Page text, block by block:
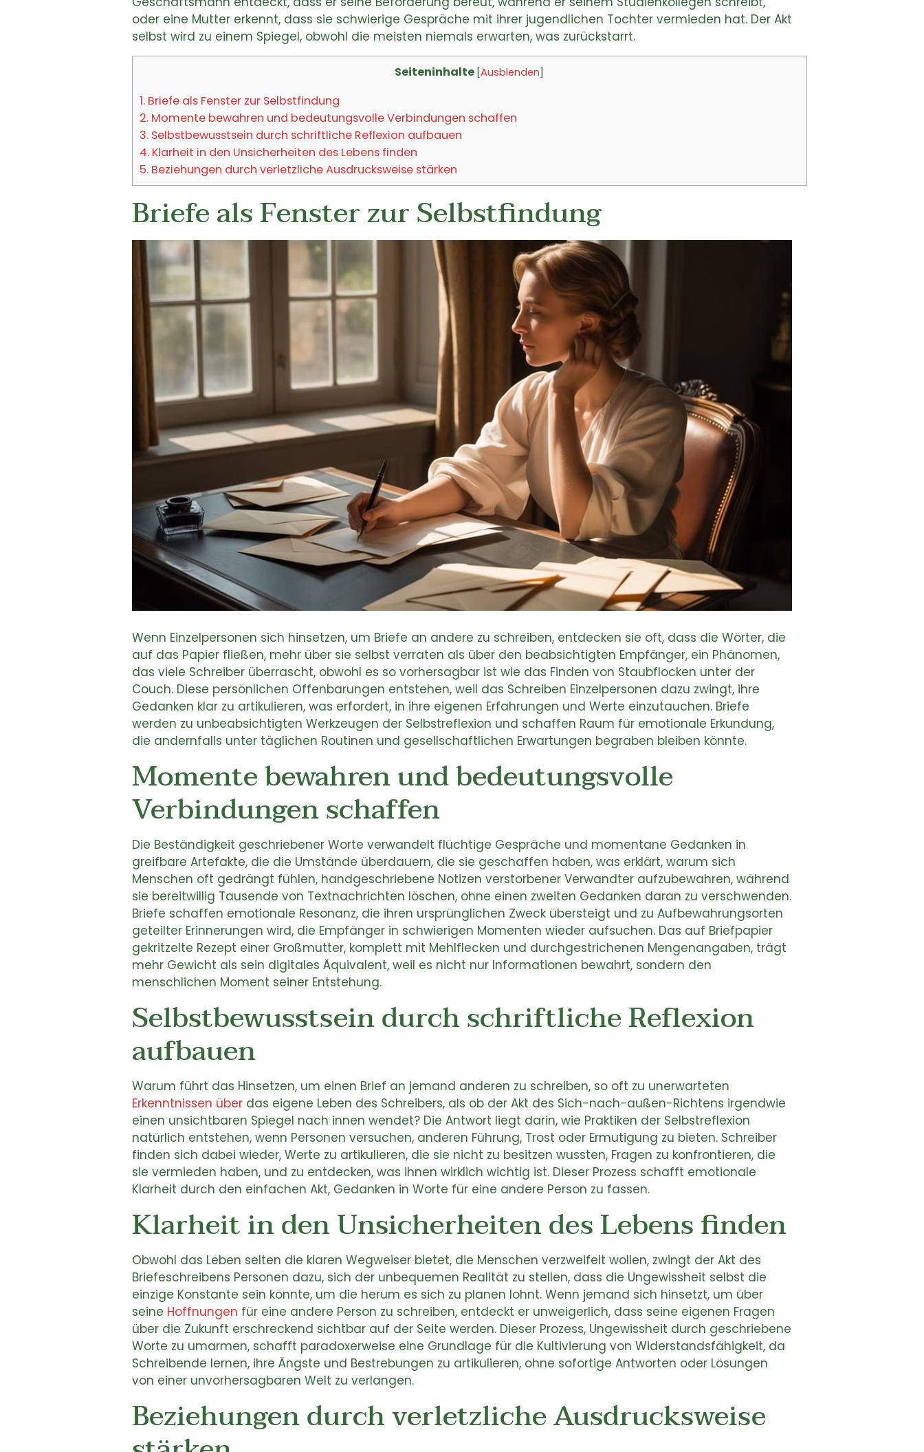
oder eine Mutter erkennt, dass sie schwierige Gespräche mit ihrer jugendlichen Tochter vermieden hat. Der Akt
selbst wird zu einem Spiegel, obwohl die meisten niemals erwarten, was zurückstarrt.
Seiteninhalte [Ausblenden]
1.Briefe als Fenster zur Selbstfindung
2.Momente bewahren und bedeutungsvolle Verbindungen schaffen
3.Selbstbewusstsein durch schriftliche Reflexion aufbauen
4.Klarheit in den Unsicherheiten des Lebens finden
5.Beziehungen durch verletzliche Ausdrucksweise stärken
Briefe als Fenster zur Selbstfindung
Wenn Einzelpersonen sich hinsetzen, um Briefe an andere zu schreiben, entdecken sie oft, dass die Wörter, die
auf das Papier fließen, mehr über sie selbst verraten als über den beabsichtigten Empfänger, ein Phänomen,
das viele Schreiber überrascht, obwohl es so vorhersagbar ist wie das Finden von Staubflocken unter der
Couch. Diese persönlichen Offenbarungen entstehen, weil das Schreiben Einzelpersonen dazu zwingt, ihre
Gedanken klar zu artikulieren, was erfordert, in ihre eigenen Erfahrungen und Werte einzutauchen. Briefe
werden zu unbeabsichtigten Werkzeugen der Selbstreflexion und schaffen Raum für emotionale Erkundung,
die andernfalls unter täglichen Routinen und gesellschaftlichen Erwartungen begraben bleiben könnte.
Momente bewahren und bedeutungsvolle
Verbindungen schaffen
Die Beständigkeit geschriebener Worte verwandelt flüchtige Gespräche und momentane Gedanken in
greifbare Artefakte, die die Umstände überdauern, die sie geschaffen haben, was erklärt, warum sich
Menschen oft gedrängt fühlen, handgeschriebene Notizen verstorbener Verwandter aufzubewahren, während
sie bereitwillig Tausende von Textnachrichten löschen, ohne einen zweiten Gedanken daran zu verschwenden.
Briefe schaffen emotionale Resonanz, die ihren ursprünglichen Zweck übersteigt und zu Aufbewahrungsorten
geteilter Erinnerungen wird, die Empfänger in schwierigen Momenten wieder aufsuchen. Das auf Briefpapier
gekritzelte Rezept einer Großmutter, komplett mit Mehlflecken und durchgestrichenen Mengenangaben, trägt
mehr Gewicht als sein digitales Äquivalent, weil es nicht nur Informationen bewahrt, sondern den
menschlichen Moment seiner Entstehung.
Selbstbewusstsein durch schriftliche Reflexion
aufbauen
Warum führt das Hinsetzen, um einen Brief an jemand anderen zu schreiben, so oft zu unerwarteten
Erkenntnissen überdas eigene Leben des Schreibers, als ob der Akt des Sich-nach-außen-Richtens irgendwie
einen unsichtbaren Spiegel nach innen wendet? Die Antwort liegt darin, wie Praktiken der Selbstreflexion
natürlich entstehen, wenn Personen versuchen, anderen Führung, Trost oder Ermutigung zu bieten. Schreiber
finden sich dabei wieder, Werte zu artikulieren, die sie nicht zu besitzen wussten, Fragen zu konfrontieren, die
sie vermieden haben, und zu entdecken, was ihnen wirklich wichtig ist. Dieser Prozess schafft emotionale
Klarheit durch den einfachen Akt, Gedanken in Worte für eine andere Person zu fassen.
Klarheit in den Unsicherheiten des Lebens finden
Obwohl das Leben selten die klaren Wegweiser bietet, die Menschen verzweifelt wollen, zwingt der Akt des
Briefeschreibens Personen dazu, sich der unbequemen Realität zu stellen, dass die Ungewissheit selbst die
einzige Konstante sein könnte, um die herum es sich zu planen lohnt. Wenn jemand sich hinsetzt, um über
seine Hoffnungen für eine andere Person zu schreiben, entdeckt er unweigerlich, dass seine eigenen Fragen
über die Zukunft erschreckend sichtbar auf der Seite werden. Dieser Prozess, Ungewissheit durch geschriebene
Worte zu umarmen, schafft paradoxerweise eine Grundlage für die Kultivierung von Widerstandsfähigkeit, da
Schreibende lernen, ihre Ängste und Bestrebungen zu artikulieren, ohne sofortige Antworten oder Lösungen
von einer unvorhersagbaren Welt zu verlangen.
Beziehungen durch verletzliche Ausdrucksweise